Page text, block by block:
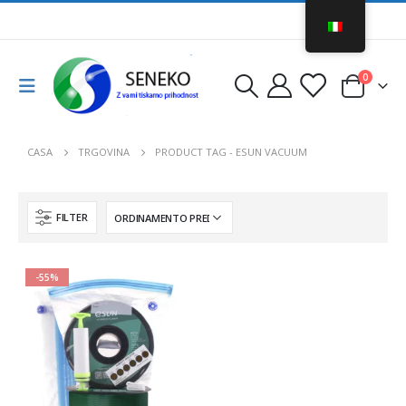
0
CASA TRGOVINA PRODUCT TAG - ESUN VACUUM
FILTER
-55%